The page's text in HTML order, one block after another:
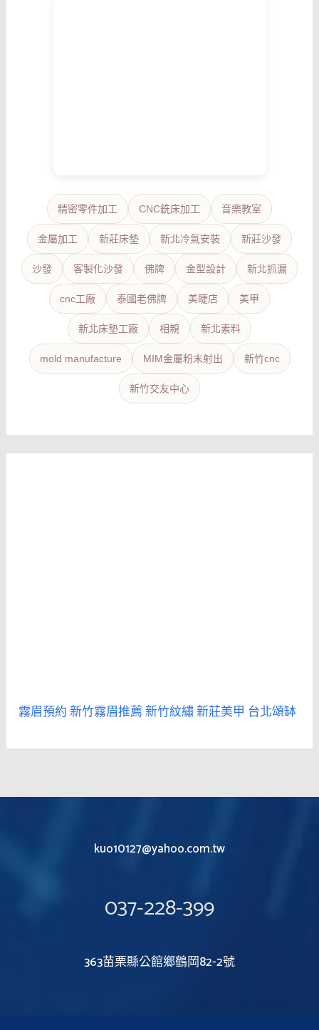
精密零件加工 CNC銑床加工 音樂教室
金屬加工 新莊床墊 新北冷氣安裝 新莊沙發
沙發 客製化沙發 佛牌 金型設計 新北抓漏
cnc工廠 泰國老佛牌 美睫店 美甲
新北床墊工廠 相親 新北素料
mold manufacture MIM金屬粉末射出 新竹cnc
新竹交友中心
霧眉預約新竹霧眉推薦新竹紋繡新莊美甲 台北頌缽
kuo10127@yahoo.com.tw
037-228-399
363苗栗縣公館鄉鶴岡82-2號